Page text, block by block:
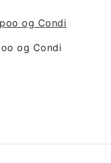
og Condi